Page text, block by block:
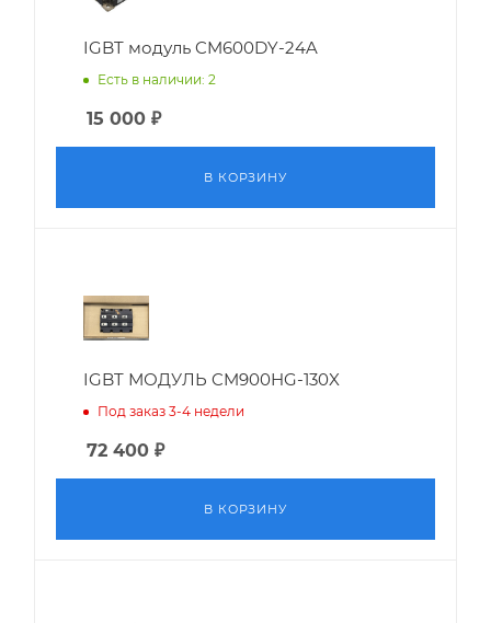
IGBT модуль CM600DY-24A
Есть в наличии: 2
15 000 ₽
В КОРЗИНУ
IGBT МОДУЛЬ CM900HG-130X
Под заказ 3-4 недели
72 400 ₽
В КОРЗИНУ